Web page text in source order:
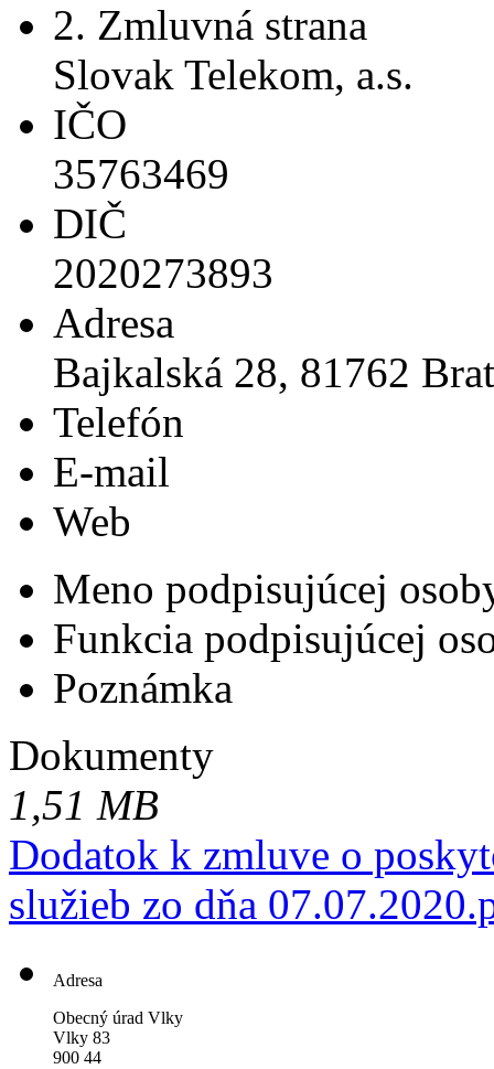
2. Zmluvná strana
Slovak Telekom, a.s.
IČO
35763469
DIČ
2020273893
Adresa
Bajkalská 28, 81762
Telefón
E-mail
Web
Meno podpisujúcej
Funkcia podpisujúcej
Poznámka
Dokumenty
1,51 MB
Dodatok k zmluve o
služieb zo dňa
Adresa
Obecný úrad Vlky
Vlky 83
900 44